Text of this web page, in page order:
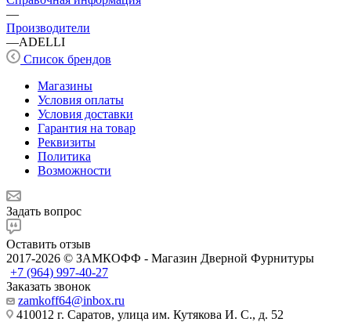
—
Производители
—ADELLI
Список брендов
Магазины
Условия оплаты
Условия доставки
Гарантия на товар
Реквизиты
Политика
Возможности
Задать вопрос
Оставить отзыв
2017-2026 © ЗАМКОФФ - Магазин Дверной Фурнитуры
+7 (964) 997-40-27
Заказать звонок
zamkoff64@inbox.ru
410012 г. Саратов, улица им. Кутякова И. С., д. 52